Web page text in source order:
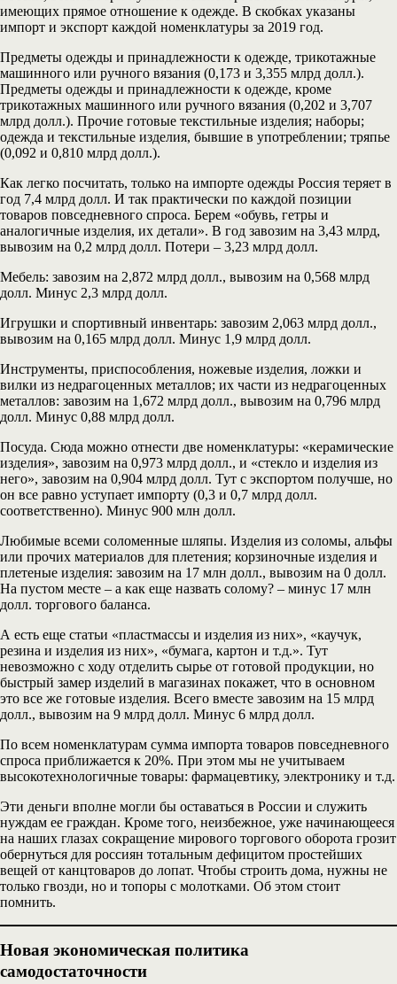
имеющих прямое отношение к одежде. В скобках указаны
импорт и экспорт каждой номенклатуры за 2019 год.
Предметы одежды и принадлежности к одежде, трикотажные
машинного или ручного вязания (0,173 и 3,355 млрд долл.).
Предметы одежды и принадлежности к одежде, кроме
трикотажных машинного или ручного вязания (0,202 и 3,707
млрд долл.). Прочие готовые текстильные изделия; наборы;
одежда и текстильные изделия, бывшие в употреблении; тряпье
(0,092 и 0,810 млрд долл.).
Как легко посчитать, только на импорте одежды Россия теряет в
год 7,4 млрд долл. И так практически по каждой позиции
товаров повседневного спроса. Берем «обувь, гетры и
аналогичные изделия, их детали». В год завозим на 3,43 млрд,
вывозим на 0,2 млрд долл. Потери – 3,23 млрд долл.
Мебель: завозим на 2,872 млрд долл., вывозим на 0,568 млрд
долл. Минус 2,3 млрд долл.
Игрушки и спортивный инвентарь: завозим 2,063 млрд долл.,
вывозим на 0,165 млрд долл. Минус 1,9 млрд долл.
Инструменты, приспособления, ножевые изделия, ложки и
вилки из недрагоценных металлов; их части из недрагоценных
металлов: завозим на 1,672 млрд долл., вывозим на 0,796 млрд
долл. Минус 0,88 млрд долл.
Посуда. Сюда можно отнести две номенклатуры: «керамические
изделия», завозим на 0,973 млрд долл., и «стекло и изделия из
него», завозим на 0,904 млрд долл. Тут с экспортом получше, но
он все равно уступает импорту (0,3 и 0,7 млрд долл.
соответственно). Минус 900 млн долл.
Любимые всеми соломенные шляпы. Изделия из соломы, альфы
или прочих материалов для плетения; корзиночные изделия и
плетеные изделия: завозим на 17 млн долл., вывозим на 0 долл.
На пустом месте – а как еще назвать солому? – минус 17 млн
долл. торгового баланса.
А есть еще статьи «пластмассы и изделия из них», «каучук,
резина и изделия из них», «бумага, картон и т.д.». Тут
невозможно с ходу отделить сырье от готовой продукции, но
быстрый замер изделий в магазинах покажет, что в основном
это все же готовые изделия. Всего вместе завозим на 15 млрд
долл., вывозим на 9 млрд долл. Минус 6 млрд долл.
По всем номенклатурам сумма импорта товаров повседневного
спроса приближается к 20%. При этом мы не учитываем
высокотехнологичные товары: фармацевтику, электронику и т.д.
Эти деньги вполне могли бы оставаться в России и служить
нуждам ее граждан. Кроме того, неизбежное, уже начинающееся
на наших глазах сокращение мирового торгового оборота грозит
обернуться для россиян тотальным дефицитом простейших
вещей от канцтоваров до лопат. Чтобы строить дома, нужны не
только гвозди, но и топоры с молотками. Об этом стоит
помнить.
Новая экономическая политика
самодостаточности